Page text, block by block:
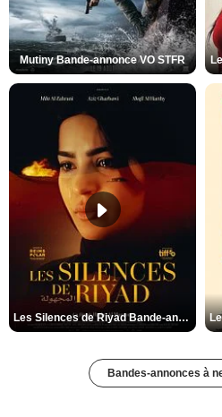
Mutiny Bande-annonce VO STFR
Les Silences de Riyad Bande-annonce VO STFR
Bandes-annonces à